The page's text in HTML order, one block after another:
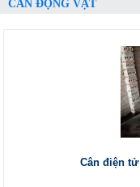
CÂN ĐỘNG VẬT
Cân điện